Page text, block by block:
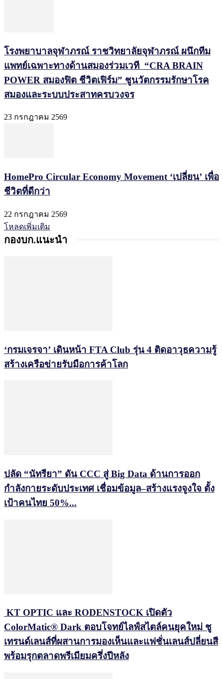
โรงพยาบาลจุฬาภรณ์ ราชวิทยาลัยจุฬาภรณ์ ผนึกทีม
แพทย์เฉพาะทางด้านสมองร่วมเวที “CRA BRAIN
POWER สมองฟิต ชีวิตเฟิร์ม” ชูนวัตกรรมรักษาโรค
สมองและระบบประสาทครบวงจร
23 กรกฎาคม 2569
HomePro Circular Economy Movement ‘เปลี่ยน’ เพื่อ
ชีวิตที่ดีกว่า
22 กรกฎาคม 2569
โหลดเพิ่มเติม
กองบก.แนะนำ
‘กรมเจรจา’ เดินหน้า FTA Club รุ่น 4 ติดอาวุธความรู้
สร้างเครือข่ายรับมือการค้าโลก
ปลัด “นัทรียา” ดัน CCC สู่ Big Data ด้านการออก
กำลังกายระดับประเทศ เชื่อมข้อมูล–สร้างแรงจูงใจ ตั้ง
เป้าคนไทย 50%...
KT OPTIC และ RODENSTOCK เปิดตัว
ColorMatic® Dark ตอบโจทย์ไลฟ์สไตล์คนยุคใหม่ ชู
เทรนด์เลนส์ที่ผสานการมองเห็นและแฟชั่นเลนส์ปลี่ยนสี
พร้อมรุกตลาดพรีเมียมครึ่งปีหลัง